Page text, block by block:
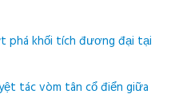
phá khối tích đương đại tại
tác vòm tân cổ điển giữa